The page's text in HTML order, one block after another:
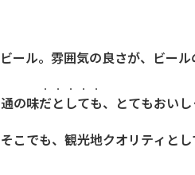
ール。雰囲気の良さが、ビール
の味だとしても
・・・・・
、とてもおいし
こでも、観光地クオリティとし